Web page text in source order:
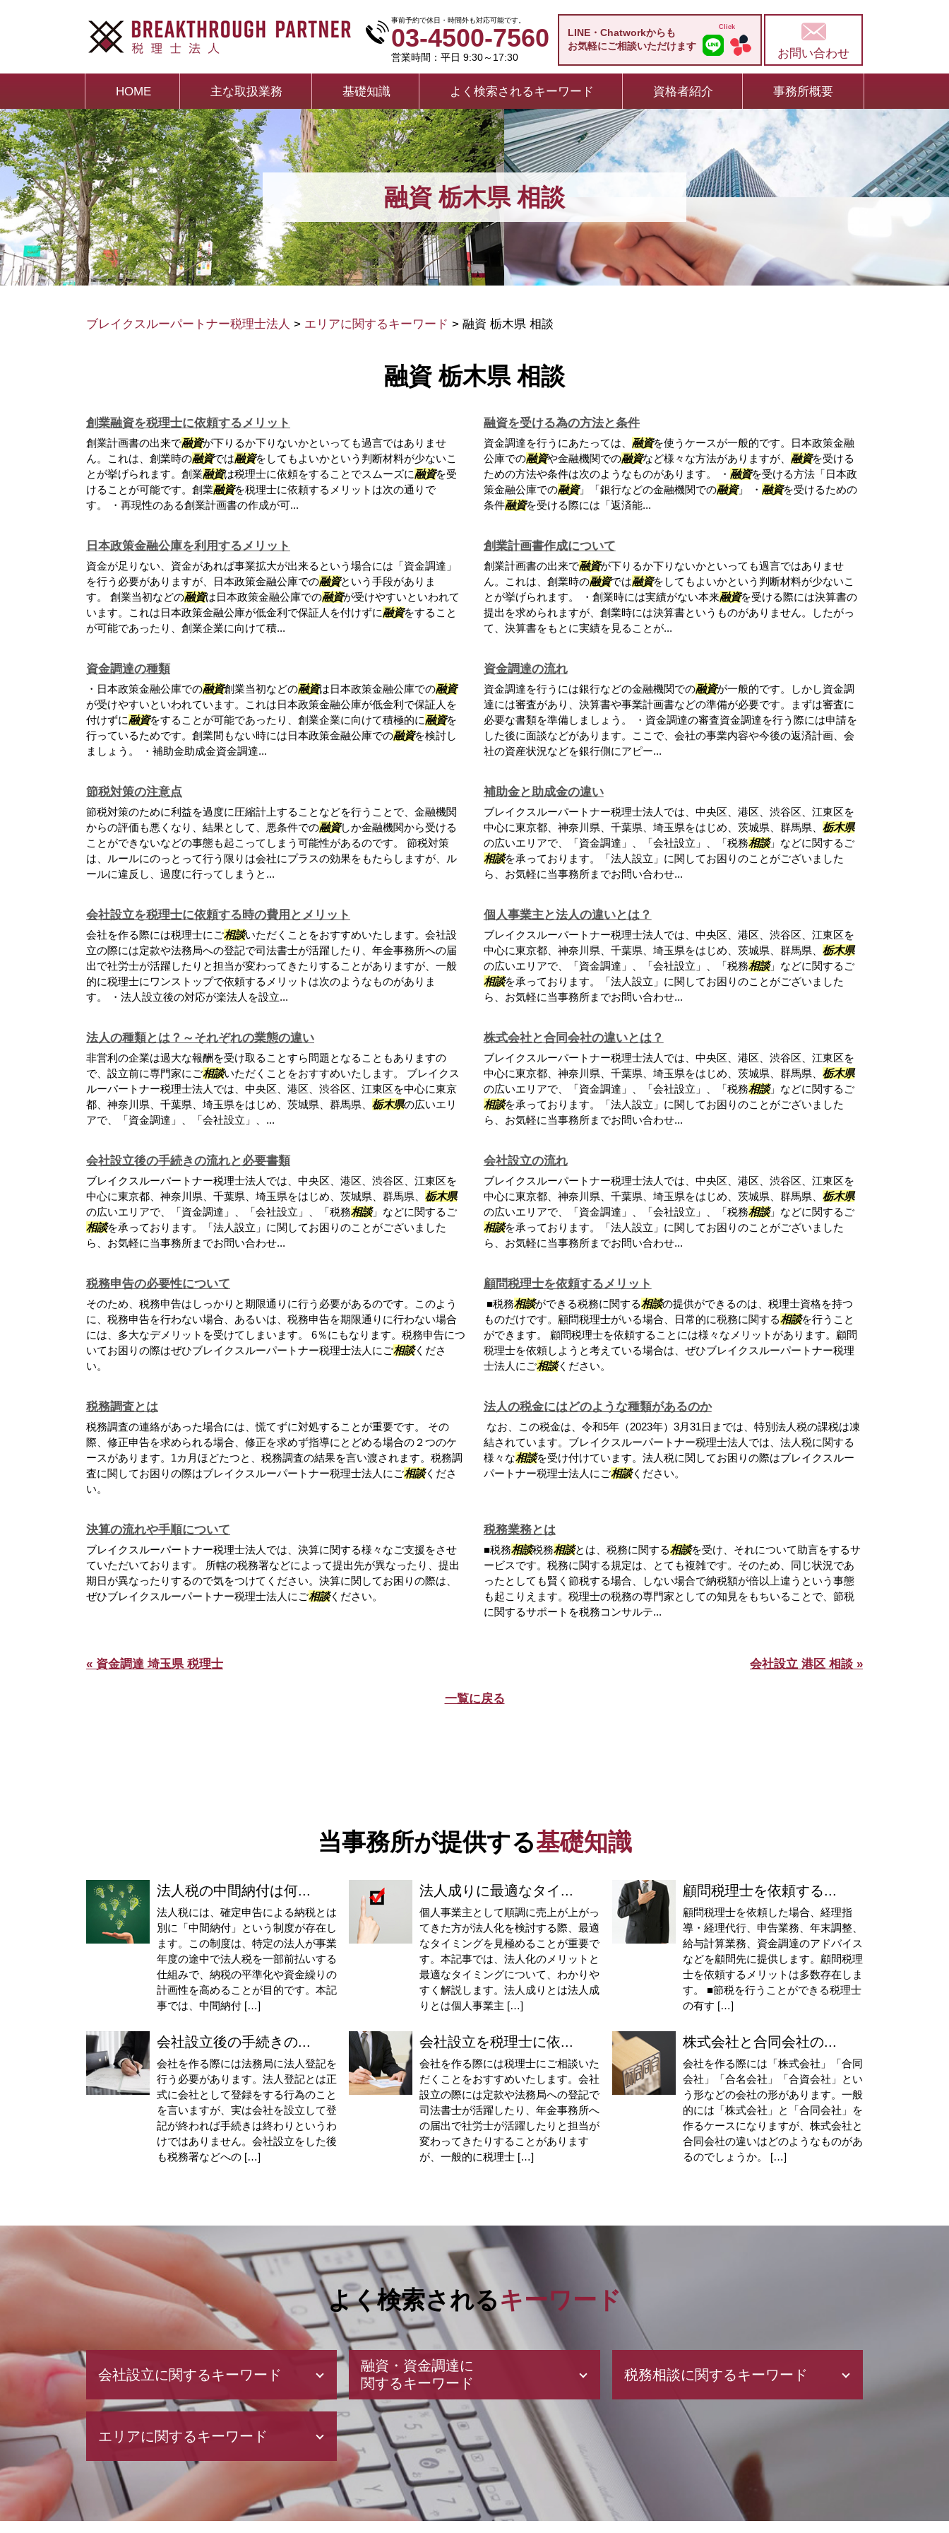
融資 栃木県 相談
事前予約で休日・時間外も対応可能です。
03-4500-7560
営業時間：平日 9:30～17:30
LINE・Chatworkからも
お気軽にご相談いただけます
お問い合わせ
HOME 主な取扱業務 基礎知識 よく検索されるキーワード 資格者紹介 事務所概要
ブレイクスルーパートナー税理士法人 > エリアに関するキーワード > 融資 栃木県 相談
融資 栃木県 相談
創業融資を税理士に依頼するメリット
創業計画書の出来で融資が下りるか下りないかといっても過言ではありませ
ん。これは、創業時の融資では融資をしてもよいかという判断材料が少ないこ
とが挙げられます。創業融資は税理士に依頼をすることでスムーズに融資を受
けることが可能です。創業融資を税理士に依頼するメリットは次の通りで
す。 ・再現性のある創業計画書の作成が可...
融資を受ける為の方法と条件
資金調達を行うにあたっては、 融資を使うケースが一般的です。日本政策金融
公庫での融資や金融機関での融資など様々な方法がありますが、 融資を受ける
ための方法や条件は次のようなものがあります。 ・ 融資を受ける方法「日本政
策金融公庫での融資」「銀行などの金融機関での融資」 ・ 融資を受けるための
条件融資を受ける際には「返済能...
日本政策金融公庫を利用するメリット
資金が足りない、資金があれば事業拡大が出来るという場合には「資金調達」
を行う必要がありますが、日本政策金融公庫での融資という手段がありま
す。 創業当初などの融資は日本政策金融公庫での融資が受けやすいといわれて
います。これは日本政策金融公庫が低金利で保証人を付けずに融資をすること
が可能であったり、創業企業に向けて積...
創業計画書作成について
創業計画書の出来で融資が下りるか下りないかといっても過言ではありませ
ん。これは、創業時の融資では融資をしてもよいかという判断材料が少ないこ
とが挙げられます。 ・創業時には実績がない本来融資を受ける際には決算書の
提出を求められますが、創業時には決算書というものがありません。したがっ
て、決算書をもとに実績を見ることが...
資金調達の種類
・日本政策金融公庫での融資創業当初などの融資は日本政策金融公庫での融資
が受けやすいといわれています。これは日本政策金融公庫が低金利で保証人を
付けずに融資をすることが可能であったり、創業企業に向けて積極的に融資を
行っているためです。創業間もない時には日本政策金融公庫での融資を検討し
ましょう。 ・補助金助成金資金調達...
資金調達の流れ
資金調達を行うには銀行などの金融機関での融資が一般的です。しかし資金調
達には審査があり、決算書や事業計画書などの準備が必要です。まずは審査に
必要な書類を準備しましょう。 ・資金調達の審査資金調達を行う際には申請を
した後に面談などがあります。ここで、会社の事業内容や今後の返済計画、会
社の資産状況などを銀行側にアピー...
節税対策の注意点
節税対策のために利益を過度に圧縮計上することなどを行うことで、金融機関
からの評価も悪くなり、結果として、悪条件での融資しか金融機関から受ける
ことができないなどの事態も起こってしまう可能性があるのです。 節税対策
は、ルールにのっとって行う限りは会社にプラスの効果をもたらしますが、ル
ールに違反し、過度に行ってしまうと...
補助金と助成金の違い
ブレイクスルーパートナー税理士法人では、中央区、港区、渋谷区、江東区を
中心に東京都、神奈川県、千葉県、埼玉県をはじめ、茨城県、群馬県、 栃木県
の広いエリアで、「資金調達」、「会社設立」、「税務相談」などに関するご
相談を承っております。「法人設立」に関してお困りのことがございました
ら、お気軽に当事務所までお問い合わせ...
会社設立を税理士に依頼する時の費用とメリット
会社を作る際には税理士にご相談いただくことをおすすめいたします。会社設
立の際には定款や法務局への登記で司法書士が活躍したり、年金事務所への届
出で社労士が活躍したりと担当が変わってきたりすることがありますが、一般
的に税理士にワンストップで依頼するメリットは次のようなものがありま
す。 ・法人設立後の対応が楽法人を設立...
個人事業主と法人の違いとは？
ブレイクスルーパートナー税理士法人では、中央区、港区、渋谷区、江東区を
中心に東京都、神奈川県、千葉県、埼玉県をはじめ、茨城県、群馬県、 栃木県
の広いエリアで、「資金調達」、「会社設立」、「税務相談」などに関するご
相談を承っております。「法人設立」に関してお困りのことがございました
ら、お気軽に当事務所までお問い合わせ...
法人の種類とは？～それぞれの業態の違い
非営利の企業は過大な報酬を受け取ることすら問題となることもありますの
で、設立前に専門家にご相談いただくことをおすすめいたします。 ブレイクス
ルーパートナー税理士法人では、中央区、港区、渋谷区、江東区を中心に東京
都、神奈川県、千葉県、埼玉県をはじめ、茨城県、群馬県、 栃木県の広いエリ
アで、「資金調達」、「会社設立」、...
株式会社と合同会社の違いとは？
ブレイクスルーパートナー税理士法人では、中央区、港区、渋谷区、江東区を
中心に東京都、神奈川県、千葉県、埼玉県をはじめ、茨城県、群馬県、 栃木県
の広いエリアで、「資金調達」、「会社設立」、「税務相談」などに関するご
相談を承っております。「法人設立」に関してお困りのことがございました
ら、お気軽に当事務所までお問い合わせ...
会社設立後の手続きの流れと必要書類
ブレイクスルーパートナー税理士法人では、中央区、港区、渋谷区、江東区を
中心に東京都、神奈川県、千葉県、埼玉県をはじめ、茨城県、群馬県、 栃木県
の広いエリアで、「資金調達」、「会社設立」、「税務相談」などに関するご
相談を承っております。「法人設立」に関してお困りのことがございました
ら、お気軽に当事務所までお問い合わせ...
会社設立の流れ
ブレイクスルーパートナー税理士法人では、中央区、港区、渋谷区、江東区を
中心に東京都、神奈川県、千葉県、埼玉県をはじめ、茨城県、群馬県、 栃木県
の広いエリアで、「資金調達」、「会社設立」、「税務相談」などに関するご
相談を承っております。「法人設立」に関してお困りのことがございました
ら、お気軽に当事務所までお問い合わせ...
税務申告の必要性について
そのため、税務申告はしっかりと期限通りに行う必要があるのです。このよう
に、税務申告を行わない場合、あるいは、税務申告を期限通りに行わない場合
には、多大なデメリットを受けてしまいます。 6％にもなります。税務申告につ
いてお困りの際はぜひブレイクスルーパートナー税理士法人にご相談くださ
い。
顧問税理士を依頼するメリット
■税務相談ができる税務に関する相談の提供ができるのは、税理士資格を持つ
ものだけです。顧問税理士がいる場合、日常的に税務に関する相談を行うこと
ができます。 顧問税理士を依頼することには様々なメリットがあります。顧問
税理士を依頼しようと考えている場合は、ぜひブレイクスルーパートナー税理
士法人にご相談ください。
税務調査とは
税務調査の連絡があった場合には、慌てずに対処することが重要です。 その
際、修正申告を求められる場合、修正を求めず指導にとどめる場合の２つのケ
ースがあります。1カ月ほどたつと、税務調査の結果を言い渡されます。税務調
査に関してお困りの際はブレイクスルーパートナー税理士法人にご相談くださ
い。
法人の税金にはどのような種類があるのか
なお、この税金は、令和5年（2023年）3月31日までは、特別法人税の課税は凍
結されています。ブレイクスルーパートナー税理士法人では、法人税に関する
様々な相談を受け付けています。法人税に関してお困りの際はブレイクスルー
パートナー税理士法人にご相談ください。
決算の流れや手順について
ブレイクスルーパートナー税理士法人では、決算に関する様々なご支援をさせ
ていただいております。 所轄の税務署などによって提出先が異なったり、提出
期日が異なったりするので気をつけてください。決算に関してお困りの際は、
ぜひブレイクスルーパートナー税理士法人にご相談ください。
税務業務とは
■税務相談税務相談とは、税務に関する相談を受け、それについて助言をするサ
ービスです。税務に関する規定は、とても複雑です。そのため、同じ状況であ
ったとしても賢く節税する場合、しない場合で納税額が倍以上違うという事態
も起こりえます。税理士の税務の専門家としての知見をもちいることで、節税
に関するサポートを税務コンサルテ...
« 資金調達 埼玉県 税理士 会社設立 港区 相談 »
一覧に戻る
当事務所が提供する基礎知識
法人税の中間納付は何...
法人税には、確定申告による納税とは
別に「中間納付」という制度が存在し
ます。この制度は、特定の法人が事業
年度の途中で法人税を一部前払いする
仕組みで、納税の平準化や資金繰りの
計画性を高めることが目的です。本記
事では、中間納付 […]
法人成りに最適なタイ...
個人事業主として順調に売上が上がっ
てきた方が法人化を検討する際、最適
なタイミングを見極めることが重要で
す。本記事では、法人化のメリットと
最適なタイミングについて、わかりや
すく解説します。法人成りとは法人成
りとは個人事業主 […]
顧問税理士を依頼する...
顧問税理士を依頼した場合、経理指
導・経理代行、申告業務、年末調整、
給与計算業務、資金調達のアドバイス
などを顧問先に提供します。顧問税理
士を依頼するメリットは多数存在しま
す。 ■節税を行うことができる税理士
の有す […]
会社設立後の手続きの...
会社を作る際には法務局に法人登記を
行う必要があります。法人登記とは正
式に会社として登録をする行為のこと
を言いますが、実は会社を設立して登
記が終われば手続きは終わりというわ
けではありません。会社設立をした後
も税務署などへの […]
会社設立を税理士に依...
会社を作る際には税理士にご相談いた
だくことをおすすめいたします。会社
設立の際には定款や法務局への登記で
司法書士が活躍したり、年金事務所へ
の届出で社労士が活躍したりと担当が
変わってきたりすることがあります
が、一般的に税理士 […]
株式会社と合同会社の...
会社を作る際には「株式会社」「合同
会社」「合名会社」「合資会社」とい
う形などの会社の形があります。一般
的には「株式会社」と「合同会社」を
作るケースになりますが、株式会社と
合同会社の違いはどのようなものがあ
るのでしょうか。 […]
よく検索されるキーワード
会社設立に関するキーワード
会社設立 税務署
電子 定款 代行
電子 定款
会社設立 必要書類
融資・資金調達に
関するキーワード
資金 調達 個人
創業計画書 書き方
資金調達 方法
会社設立 助成金
日本政策金融公庫 融資
ベンチャー 資金調達
税務相談に関するキーワード
年末調整 計算
確定申告 所得税
国税庁 確定申告
所得税 納付期限
エリアに関するキーワード
会社設立 埼玉県 税理士
融資 栃木県 税理士
税務相談 埼玉県 税理士